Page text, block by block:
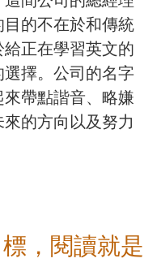
目的不在於和傳統
給正在學習英文的
擇。 公司的名字
帶點諧音、 略嫌
的方向 以及努力
標，閱讀就是